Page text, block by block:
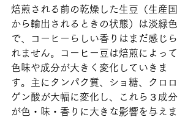
焙煎される前の乾燥した生豆（生産国
から輸出されるときの状態）は淡緑色
で、コーヒーらしい香りはまだ感じら
れません。コーヒー豆は焙煎によって
色味や成分が大きく変化していきま
す。主にタンパク質、ショ糖、クロロ
ゲン酸が大幅に変化し、これら３成分
が色・味・香りに大きな影響を与えま